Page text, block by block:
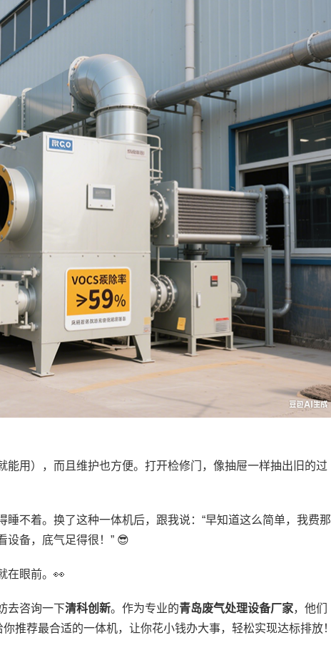
用），而且维护也方便。打开检修门，像抽屉一样抽出旧的过
不着。换了这种一体机后，跟我说：“早知道这么简单，我费那
设备，底气足得很！” 😎
在眼前。👀
去咨询一下清科创新。作为专业的青岛废气处理设备厂家，他们
推荐最合适的一体机，让你花小钱办大事，轻松实现达标排放！